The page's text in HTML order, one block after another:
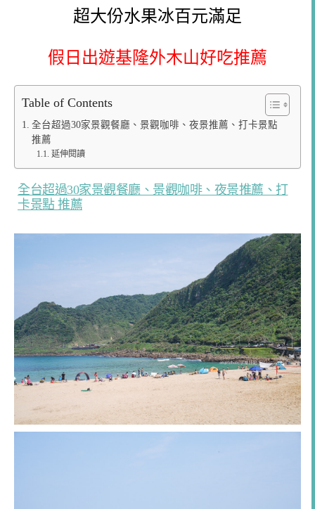
超大份水果冰百元滿足
假日出遊基隆外木山好吃推薦
Table of Contents
全台超過30家景觀餐廳、景觀咖啡、夜景推薦、打卡景點
推薦
延伸閱讀
全台超過30家景觀餐廳、景觀咖啡、夜景推薦、打
卡景點 推薦